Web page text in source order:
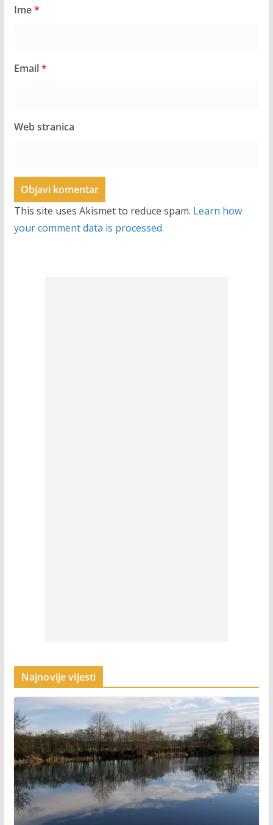
Ime*
Email*
Web stranica
This site uses Akismet to reduce spam. Learn how
your comment data is processed.
Najnovije vijesti